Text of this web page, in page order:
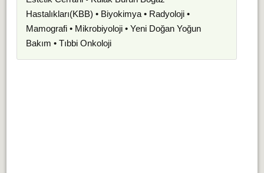
Hastalıkları(KBB) • Biyokimya • Radyoloji •
Mamografi • Mikrobiyoloji • Yeni Doğan Yoğun
Bakım • Tıbbi Onkoloji